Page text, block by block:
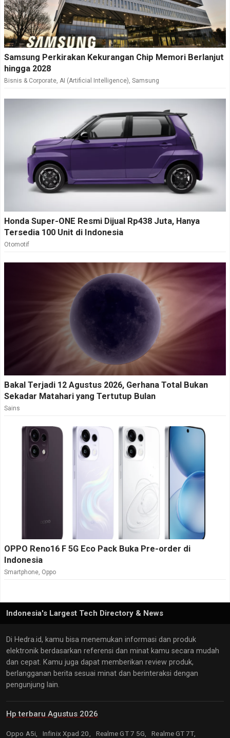
Samsung Perkirakan Kekurangan Chip Memori Berlanjut
hingga 2028
Bisnis & Corporate AI (Artificial Intelligence) Samsung
Honda Super-ONE Resmi Dijual Rp438 Juta, Hanya
Tersedia 100 Unit di Indonesia
Otomotif
Bakal Terjadi 12 Agustus 2026, Gerhana Total Bukan
Sekadar Matahari yang Tertutup Bulan
Sains
OPPO Reno16 F 5G Eco Pack Buka Pre-order di
Indonesia
Smartphone Oppo
Indonesia's Largest Tech Directory & News
Di Hedra.id, kamu bisa menemukan informasi dan produk
elektronik berdasarkan referensi dan minat kamu secara mudah
dan cepat. Kamu juga dapat memberikan review produk,
berlangganan berita sesuai minat dan berinteraksi dengan
pengunjung lain.
Hp terbaru Agustus 2026
Oppo A5i, Infinix Xpad 20, Realme GT 7 5G,
Realme GT 7T,